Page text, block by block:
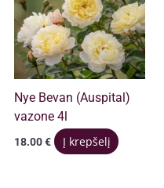
Nye Bevan (Auspital)
vazone 4l
18.00€ Į krepšelį